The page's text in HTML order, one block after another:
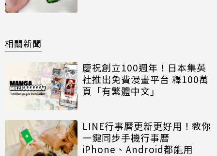
相關新聞
慶祝創立100週年！日本集英
社推出免費漫畫平台 釋100萬
頁「有繁體中文」
LINE行事曆更新更好用！教你
一鍵同步手機行事曆
iPhone、Android都能用